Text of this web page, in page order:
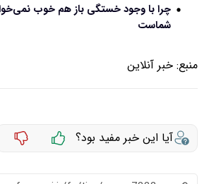
چرا با وجود خستگی باز هم خوب
شماست
منبع: خبر آنلاین
آیا این خبر مفید بود؟